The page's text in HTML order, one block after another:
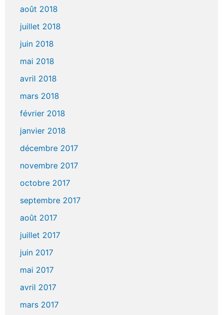
août 2018
juillet 2018
juin 2018
mai 2018
avril 2018
mars 2018
février 2018
janvier 2018
décembre 2017
novembre 2017
octobre 2017
septembre 2017
août 2017
juillet 2017
juin 2017
mai 2017
avril 2017
mars 2017